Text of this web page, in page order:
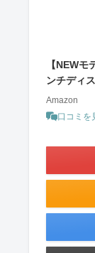
【NEW
ンチディ
Amazon
口コミを